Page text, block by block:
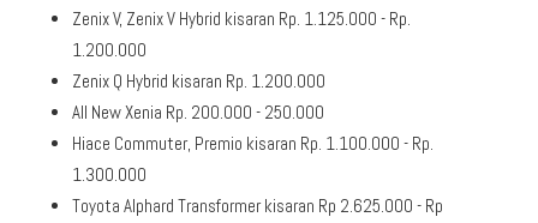
Zenix V, Zenix V Hybrid kisaran Rp. 1.125.000 - Rp.
1.200.000
Zenix Q Hybrid kisaran Rp. 1.200.000
All New Xenia Rp. 200.000 - 250.000
Hiace Commuter, Premio kisaran Rp. 1.100.000 - Rp.
1.300.000
Toyota Alphard Transformer kisaran Rp 2.625.000 - Rp